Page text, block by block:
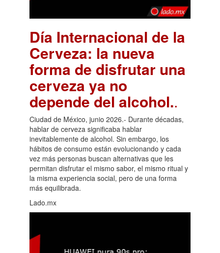
Día Internacional de la
Cerveza: la nueva
forma de disfrutar una
cerveza ya no
depende del alcohol..
Ciudad de México, junio 2026.- Durante décadas,
hablar de cerveza significaba hablar
inevitablemente de alcohol. Sin embargo, los
hábitos de consumo están evolucionando y cada
vez más personas buscan alternativas que les
permitan disfrutar el mismo sabor, el mismo ritual y
la misma experiencia social, pero de una forma
más equilibrada.
Lado.mx